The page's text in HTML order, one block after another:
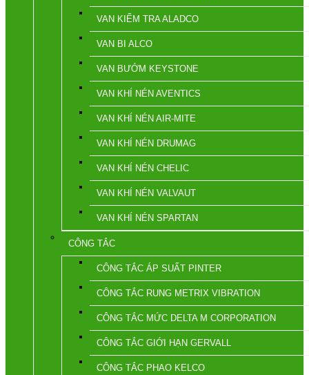
VAN KIỂM TRA ALADCO
VAN BI ALCO
VAN BƯỚM KEYSTONE
VAN KHÍ NÉN AVENTICS
VAN KHÍ NÉN AIR-MITE
VAN KHÍ NÉN DRUMAG
VAN KHÍ NÉN CHELIC
VAN KHÍ NÉN VALVAUT
VAN KHÍ NÉN SPARTAN
CÔNG TẮC
CÔNG TẮC ÁP SUẤT PINTER
CÔNG TẮC RUNG METRIX VIBRATION
CÔNG TẮC MỨC DELTA M CORPORATION
CÔNG TẮC GIỚI HẠN GERVALL
CÔNG TẮC PHAO KELCO